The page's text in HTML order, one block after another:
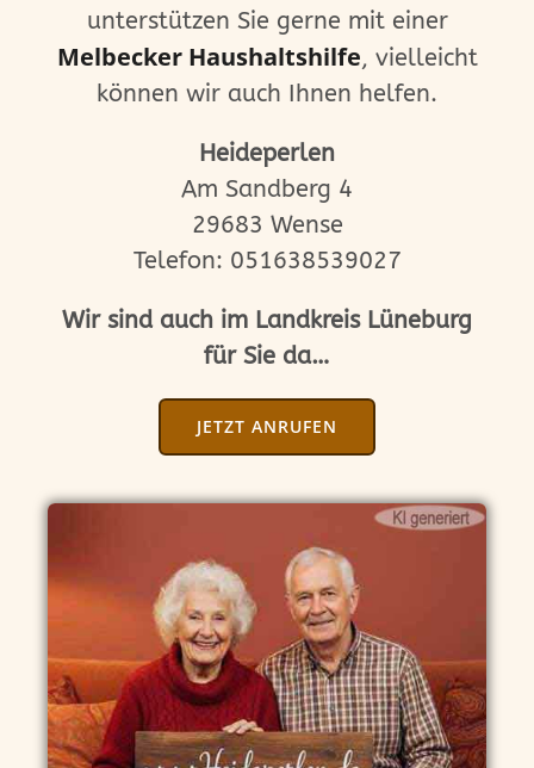
unterstützen Sie gerne mit einer
Melbecker Haushaltshilfe, vielleicht
können wir auch Ihnen helfen.
Heideperlen
Am Sandberg 4
29683 Wense
Telefon: 051638539027
Wir sind auch im Landkreis Lüneburg
für Sie da…
JETZT ANRUFEN